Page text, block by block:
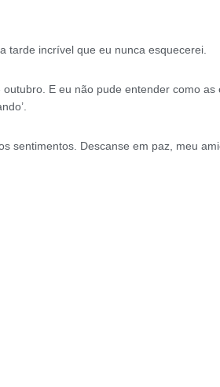
tarde incrível que eu nunca esquecerei.
E eu não pude entender como as
sentimentos. Descanse em paz, meu